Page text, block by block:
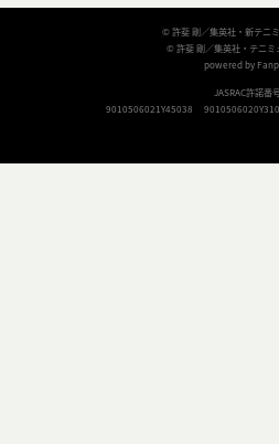
© 許斐 剛／集英社・新テニ
© 許斐 剛／集英社・テニミ
powered by
JASRAC許諾番
9010506021Y45038